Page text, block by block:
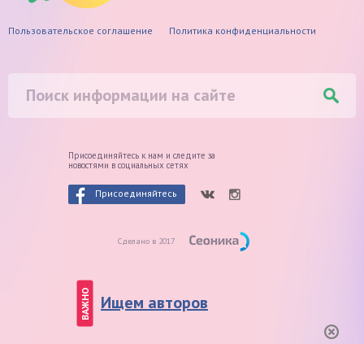
Пользовательское соглашение Политика конфиденциальности
Присоединяйтесь к нам и следите за
новостями в социальных сетях
Присоединяйтесь
Сделано в 2017
ВАЖНО Ищем авторов